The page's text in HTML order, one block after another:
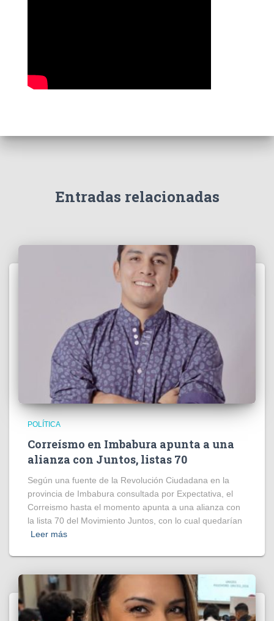
Entradas relacionadas
POLÍTICA
Correísmo en Imbabura apunta a una
alianza con Juntos, listas 70
Según una fuente de la Revolución Ciudadana en la
provincia de Imbabura consultada por Expectativa, el
Correismo hasta el momento apunta a una alianza con
la lista 70 del Movimiento Juntos, con lo cual quedarían
Leer más